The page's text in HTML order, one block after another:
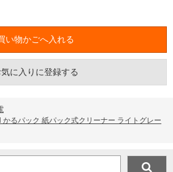
気に入りに登録する
かるパック 紙パック式クリーナー ライトグレー